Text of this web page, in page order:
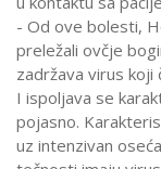
- Od ove bolesti,
preležali ovčje
zadržava virus koji
I ispoljava se
pojasno.
uz intenzivan